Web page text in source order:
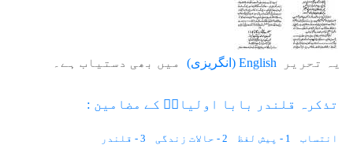
یہ تحریر English
( انگریزی) میں بھی دستیاب ہے۔
تذکرہ قلندر بابا اولیاءؒ کے مضامین :
انتساب 1 - پیش لفظ 2 - حالات زندگی
3 - قلندر